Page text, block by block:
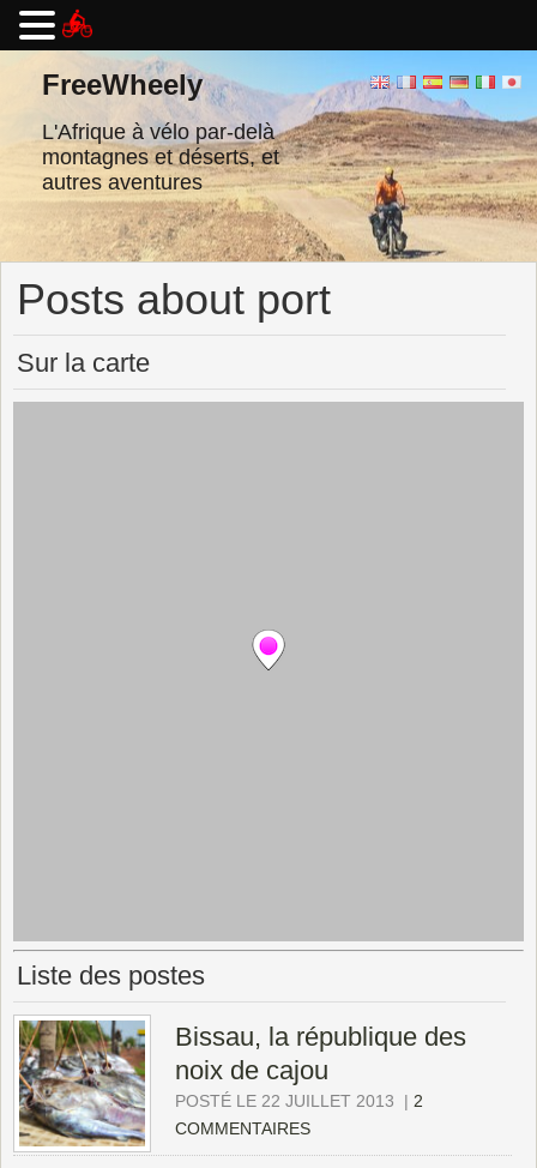
contenuFreeWheely
L'Afrique à vélo par-delà
montagnes et déserts, et
autres aventures
Posts about port
Sur la carte
Liste des postes
Bissau, la république des
noix de cajou
POSTÉ LE 22 JUILLET 2013 | 2
COMMENTAIRES